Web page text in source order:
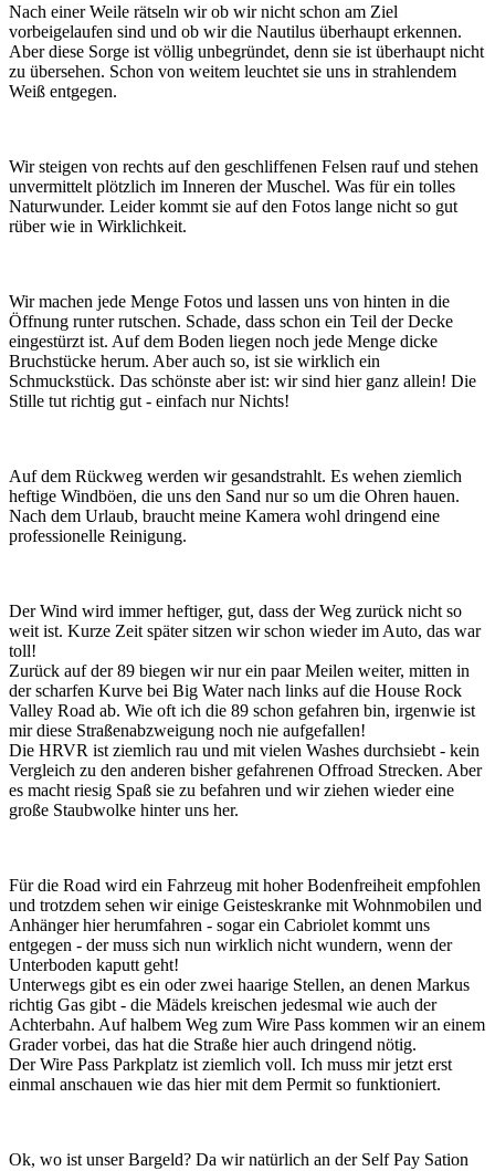
Nach einer Weile rätseln wir ob wir nicht schon am Ziel
vorbeigelaufen sind und ob wir die Nautilus überhaupt erkennen.
Aber diese Sorge ist völlig unbegründet, denn sie ist überhaupt nicht
zu übersehen. Schon von weitem leuchtet sie uns in strahlendem
Weiß entgegen.
Wir steigen von rechts auf den geschliffenen Felsen rauf und stehen
unvermittelt plötzlich im Inneren der Muschel. Was für ein tolles
Naturwunder. Leider kommt sie auf den Fotos lange nicht so gut
rüber wie in Wirklichkeit.
Wir machen jede Menge Fotos und lassen uns von hinten in die
Öffnung runter rutschen. Schade, dass schon ein Teil der Decke
eingestürzt ist. Auf dem Boden liegen noch jede Menge dicke
Bruchstücke herum. Aber auch so, ist sie wirklich ein
Schmuckstück. Das schönste aber ist: wir sind hier ganz allein! Die
Stille tut richtig gut - einfach nur Nichts!
Auf dem Rückweg werden wir gesandstrahlt. Es wehen ziemlich
heftige Windböen, die uns den Sand nur so um die Ohren hauen.
Nach dem Urlaub, braucht meine Kamera wohl dringend eine
professionelle Reinigung.
Der Wind wird immer heftiger, gut, dass der Weg zurück nicht so
weit ist. Kurze Zeit später sitzen wir schon wieder im Auto, das war
toll!
Zurück auf der 89 biegen wir nur ein paar Meilen weiter, mitten in
der scharfen Kurve bei Big Water nach links auf die House Rock
Valley Road ab. Wie oft ich die 89 schon gefahren bin, irgenwie ist
mir diese Straßenabzweigung noch nie aufgefallen!
Die HRVR ist ziemlich rau und mit vielen Washes durchsiebt - kein
Vergleich zu den anderen bisher gefahrenen Offroad Strecken. Aber
es macht riesig Spaß sie zu befahren und wir ziehen wieder eine
große Staubwolke hinter uns her.
Für die Road wird ein Fahrzeug mit hoher Bodenfreiheit empfohlen
und trotzdem sehen wir einige Geisteskranke mit Wohnmobilen und
Anhänger hier herumfahren - sogar ein Cabriolet kommt uns
entgegen - der muss sich nun wirklich nicht wundern, wenn der
Unterboden kaputt geht!
Unterwegs gibt es ein oder zwei haarige Stellen, an denen Markus
richtig Gas gibt - die Mädels kreischen jedesmal wie auch der
Achterbahn. Auf halbem Weg zum Wire Pass kommen wir an einem
Grader vorbei, das hat die Straße hier auch dringend nötig.
Der Wire Pass Parkplatz ist ziemlich voll. Ich muss mir jetzt erst
einmal anschauen wie das hier mit dem Permit so funktioniert.
Ok, wo ist unser Bargeld? Da wir natürlich an der Self Pay Sation